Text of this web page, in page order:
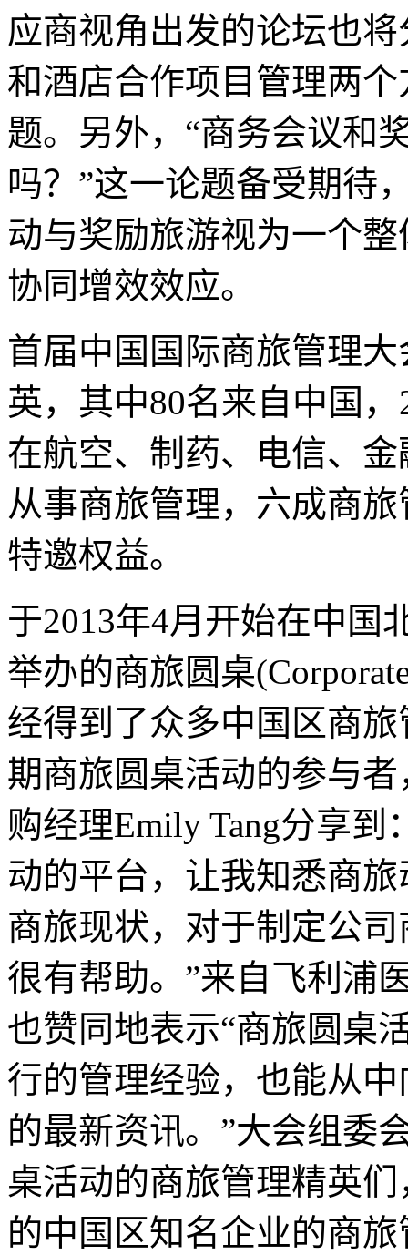
应商视角出发的论坛也
和酒店合作项目管理两
题。另外，“商务会议和
吗？”这一论题备受期待
动与奖励旅游视为一个
协同增效效应。
首届中国国际商旅管理
英，其中80名来自中国
在航空、制药、电信、
从事商旅管理，六成商
特邀权益。
于2013年4月开始在中国
举办的商旅圆桌
经得到了众多中国区商
期商旅圆桌活动的参与
购经理Emily Tang分享
动的平台，让我知悉商
商旅现状，对于制定公
很有帮助。”来自飞利浦
也赞同地表示“商旅圆桌
行的管理经验，也能从
的最新资讯。”大会组委
桌活动的商旅管理精英
的中国区知名企业的商